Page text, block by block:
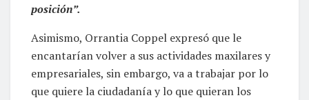
posición”.
Asimismo, Orrantia Coppel expresó que le
encantarían volver a sus actividades maxilares y
empresariales, sin embargo, va a trabajar por lo
que quiere la ciudadanía y lo que quieran los